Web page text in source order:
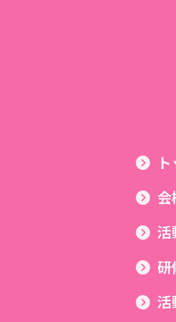
会
活
研
活